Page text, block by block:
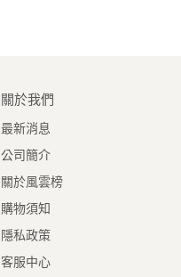
關於我們
最新消息
公司簡介
關於風雲榜
購物須知
隱私政策
客服中心